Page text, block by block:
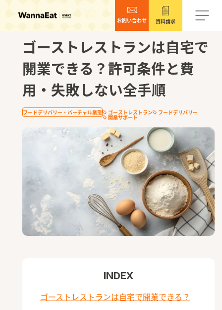
お問い合わせ 資料請求
ゴーストレストランは自宅で
開業できる？許可条件と費
用・失敗しない全手順
フードデリバリー・バーチャル業態 ゴーストレストラン フードデリバリー
開業サポート
INDEX
ゴーストレストランは自宅で開業できる？